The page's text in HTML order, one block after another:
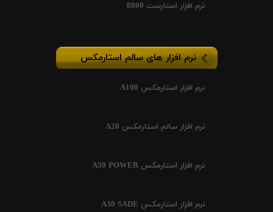
نرم افزار استارست 8800
نرم افزار های سالم استارمکس
نرم افزار استارمکس A100
نرم افزار سالم استارمکس A20
نرم افزار استارمکس A30 POWER
نرم افزار استارمکس A30 SADE